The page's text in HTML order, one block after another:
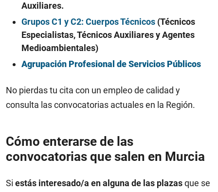
Auxiliares.
Grupos C1 y C2: Cuerpos Técnicos (Técnicos
Especialistas, Técnicos Auxiliares y Agentes
Medioambientales)
Agrupación Profesional de Servicios Públicos
No pierdas tu cita con un empleo de calidad y
consulta las convocatorias actuales en la Región.
Cómo enterarse de las
convocatorias que salen en Murcia
Si estás interesado/a en alguna de las plazasque se